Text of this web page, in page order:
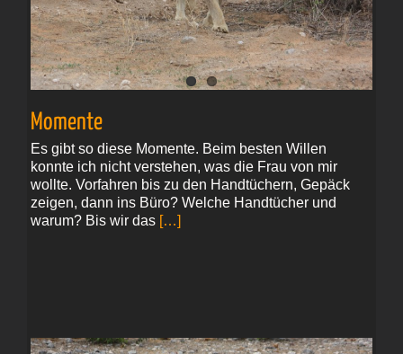
Momente
Es gibt so diese Momente. Beim besten Willen
konnte ich nicht verstehen, was die Frau von mir
wollte. Vorfahren bis zu den Handtüchern, Gepäck
zeigen, dann ins Büro? Welche Handtücher und
warum? Bis wir das[…]